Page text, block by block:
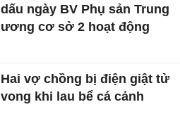
dấu ngày BV Phụ sản Trung
ương cơ sở 2 hoạt động
Hai vợ chồng bị điện giật tử
vong khi lau bể cá cảnh